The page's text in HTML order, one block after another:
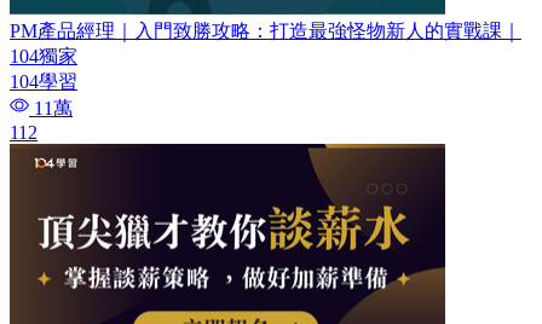
PM產品經理｜入門致勝攻略：打造最強怪物新人的實戰課｜
104獨家
104學習
11萬
112